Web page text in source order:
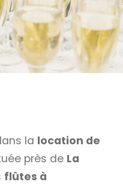
la location de
près de La
flûtes à